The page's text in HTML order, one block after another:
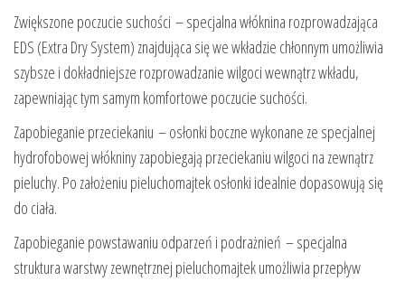
Zwiększone poczucie suchości – specjalna włóknina rozprowadzająca
EDS (Extra Dry System) znajdująca się we wkładzie chłonnym umożliwia
szybsze i dokładniejsze rozprowadzanie wilgoci wewnątrz wkładu,
zapewniając tym samym komfortowe poczucie suchości.
Zapobieganie przeciekaniu – osłonki boczne wykonane ze specjalnej
hydrofobowej włókniny zapobiegają przeciekaniu wilgoci na zewnątrz
pieluchy. Po założeniu pieluchomajtek osłonki idealnie dopasowują się
do ciała.
Zapobieganie powstawaniu odparzeń i podrażnień – specjalna
struktura warstwy zewnętrznej pieluchomajtek umożliwia przepływ